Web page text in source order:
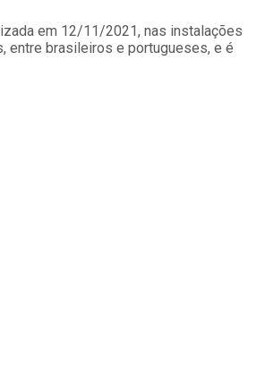
em 12/11/2021, nas instalações
entre brasileiros e portugueses, e é